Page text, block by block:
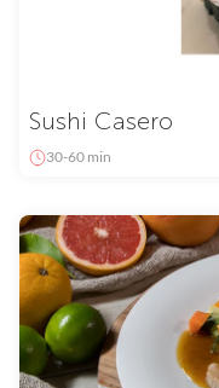
Sushi Casero
30-60 min